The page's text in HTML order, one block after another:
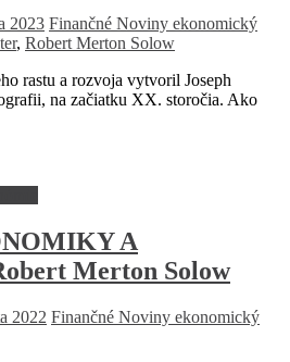
2023 Finančné Noviny ekonomický
, Robert Merton Solow
rastu a rozvoja vytvoril Joseph
na začiatku XX. storočia. Ako
A
Merton Solow
2022 Finančné Noviny ekonomický